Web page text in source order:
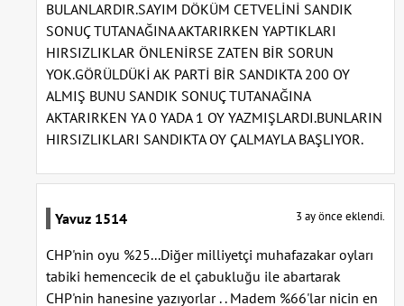
BULANLARDIR.SAYIM DÖKÜM CETVELİNİ SANDIK
SONUÇ TUTANAĞINA AKTARIRKEN YAPTIKLARI
HIRSIZLIKLAR ÖNLENİRSE ZATEN BİR SORUN
YOK.GÖRÜLDÜKİ AK PARTİ BİR SANDIKTA 200 OY
ALMIŞ BUNU SANDIK SONUÇ TUTANAĞINA
AKTARIRKEN YA 0 YADA 1 OY YAZMIŞLARDI.BUNLARIN
HIRSIZLIKLARI SANDIKTA OY ÇALMAYLA BAŞLIYOR.
Yavuz 1514 3 ay önce eklendi.
CHP'nin oyu %25...Diğer milliyetçi muhafazakar oyları
tabiki hemencecik de el çabukluğu ile abartarak
CHP'nin hanesine yazıyorlar . . Madem %66'lar nicin en